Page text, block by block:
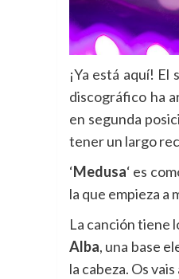
¡Ya está aquí! El
discográfico ha
en segunda
tener un largo
‘Medusa‘ es
la que empieza a
La canción tiene
Alba, una base
la cabeza. Os